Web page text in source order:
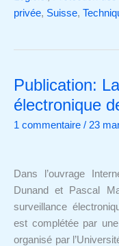
privée, Suisse,
Publication:
électronique
1 commentaire / 23
Dans l’ouvrage
Dunand et Pascal
surveillance
est complétée par
organisé par
Publication:
La